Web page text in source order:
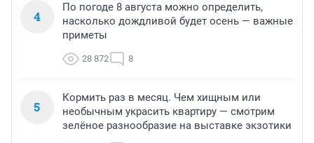
4
По погоде 8 августа можно определить,
насколько дождливой будет осень — важные
приметы
28 872 8
5
Кормить раз в месяц. Чем хищным или
необычным украсить квартиру — смотрим
зелёное разнообразие на выставке экзотики